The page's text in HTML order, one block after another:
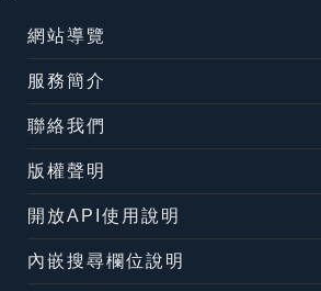
網站導覽
服務簡介
聯絡我們
版權聲明
開放API使用說明
內嵌搜尋欄位說明